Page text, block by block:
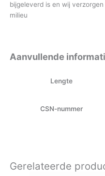
bijgeleverd is en wij
milieu
Aanvullende
Lengte
CSN-nummer
Gerelateerde